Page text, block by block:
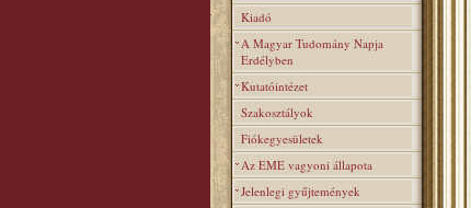
Kiadó
A Magyar Tudomány Napja
Erdélyben
Kutatóintézet
Szakosztályok
Fiókegyesületek
Az EME vagyoni állapota
Jelenlegi gyűjtemények